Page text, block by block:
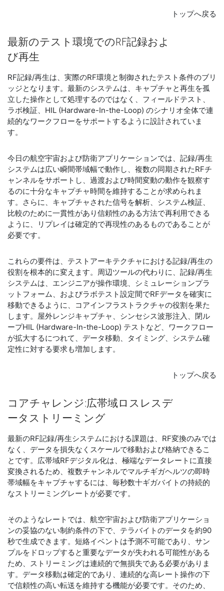
トップへ戻る
最新のテスト 環境でのRF記録およ
び再生
RF記録/再生は、実際のRF環境と制御されたテスト条件のブリ
ッジとなります。最新のシステムは、キャプチャと再生を孤
立した操作として処理するのではなく、フィールドテスト、
ラボ検証、HIL (Hardware-In-the-Loop) のシナリオ全体で連
続的なワークフローをサポートするように設計されていま
す。
今日の航空宇宙および防衛アプリケーションでは、記録/再生
システムは広い瞬間帯域幅で動作し、複数の同期されたRFチ
ャンネルをサポートし、過渡および時間変動の動作を観察す
るのに十分なキャプチャ時間を維持することが求められま
す。さらに、キャプチャされた信号を解析、システム検証、
比較のために一貫性があり信頼性のある方法で再利用できる
ように、リプレイは確定的で再現性のあるものであることが
必要です。
これらの要件は、テストアーキテクチャにおける記録/再生の
役割を根本的に変えます。周辺ツールの代わりに、記録/再生
システムは、エンジニアが操作環境、シミュレーションプラ
ットフォーム、およびラボテスト設定間でRFデータを確実に
移動できるように、コアインフラストラクチャの役割を果た
します。屋外レンジキャプチャ、シンセシス波形注入、閉ル
ープHIL (Hardware-In-the-Loop) テストなど、ワークフロー
が拡大するにつれて、データ移動、タイミング、システム確
定性に対する要求も増加します。
トップへ戻る
コアチャレンジ:広帯域ロス レスデ
ータ スト リー ミン グ
最新のRF記録/再生システムにおける課題は、RF変換のみでは
なく、データを損失なくスケールで移動および格納できるこ
とです。広帯域RFデジタル化は、極端なデータレートに直接
変換されるため、複数チャンネルでマルチギガヘルツの即時
帯域幅をキャプチャするには、毎秒数十ギガバイトの持続的
なストリーミングレートが必要です。
そのようなレートでは、航空宇宙および防衛アプリケーショ
ンの妥協のない制約条件の下で、テラバイトのデータを約90
秒で生成できます。短絡イベントは予測不可能であり、サン
プルをドロップすると重要なデータが失われる可能性がある
ため、ストリーミングは連続的で無損失である必要がありま
す。データ移動は確定的であり、連続的な高レート操作の下
で信頼性の高い転送を維持する機能が必要です。そのため、